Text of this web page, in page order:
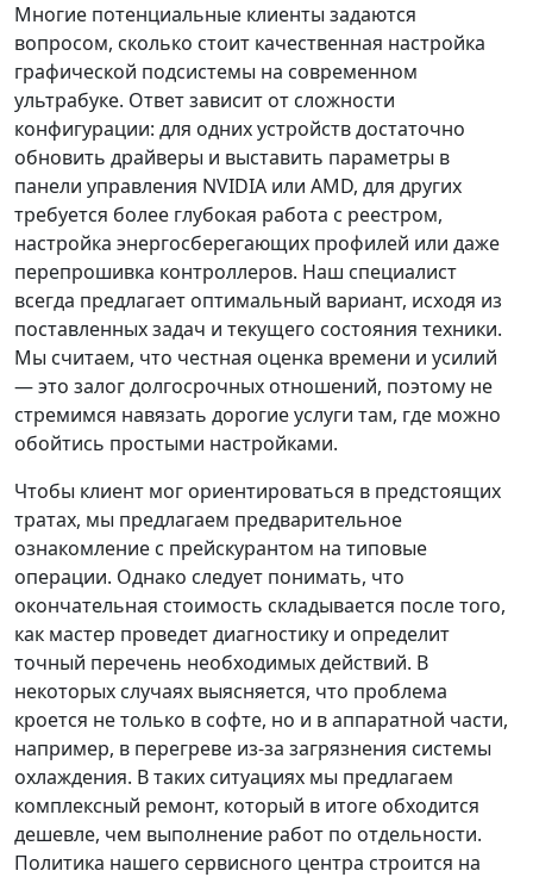
Многие потенциальные клиенты задаются
вопросом, сколько стоит качественная настройка
графической подсистемы на современном
ультрабуке. Ответ зависит от сложности
конфигурации: для одних устройств достаточно
обновить драйверы и выставить параметры в
панели управления NVIDIA или AMD, для других
требуется более глубокая работа с реестром,
настройка энергосберегающих профилей или даже
перепрошивка контроллеров. Наш специалист
всегда предлагает оптимальный вариант, исходя из
поставленных задач и текущего состояния техники.
Мы считаем, что честная оценка времени и усилий
— это залог долгосрочных отношений, поэтому не
стремимся навязать дорогие услуги там, где можно
обойтись простыми настройками.
Чтобы клиент мог ориентироваться в предстоящих
тратах, мы предлагаем предварительное
ознакомление с прейскурантом на типовые
операции. Однако следует понимать, что
окончательная стоимость складывается после того,
как мастер проведет диагностику и определит
точный перечень необходимых действий. В
некоторых случаях выясняется, что проблема
кроется не только в софте, но и в аппаратной части,
например, в перегреве из-за загрязнения системы
охлаждения. В таких ситуациях мы предлагаем
комплексный ремонт, который в итоге обходится
дешевле, чем выполнение работ по отдельности.
Политика нашего сервисного центра строится на